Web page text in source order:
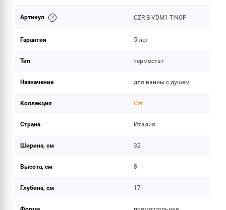
ОБЪЕМ ПОСТАВКИ
Артикул CZR-B-VDM1-T-NOP
Гарантия 5 лет
Тип термостат
Назначение для ванны с душем
Коллекция Czr
Страна Италия
Ширина, см 32
Высота, см 8
Глубина, см 17